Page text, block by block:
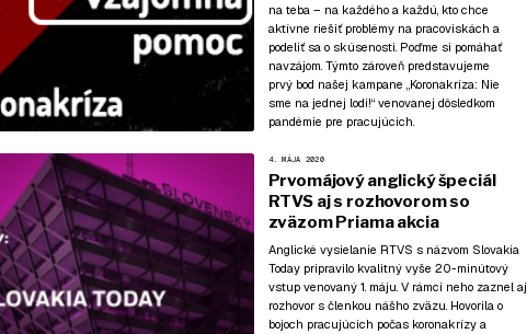
na teba – na každého a každú, kto chce
aktívne riešiť problémy na pracoviskách a
podeliť sa o skúsenosti. Poďme si pomáhať
navzájom. Týmto zároveň predstavujeme
prvý bod našej kampane „Koronakríza: Nie
sme na jednej lodi!“venovanej dôsledkom
pandémie pre pracujúcich.
4. MÁJA 2020
Prvomájový anglický špeciál
RTVS aj s rozhovorom so
zväzom Priama akcia
Anglické vysielanie RTVS s názvom Slovakia
Today pripravilo kvalitný vyše 20-minútový
vstup venovaný 1. máju. V rámci neho zaznel aj
rozhovor s členkou nášho zväzu. Hovorila o
bojoch pracujúcich počas koronakrízy a